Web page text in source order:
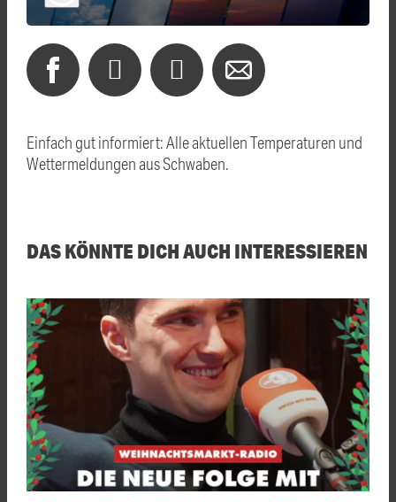
Einfach gut informiert: Alle aktuellen Temperaturen und
Wettermeldungen aus Schwaben.
DAS KÖNNTE DICH AUCH INTERESSIEREN